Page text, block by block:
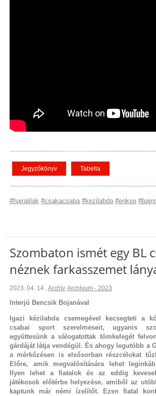
Jegyzőkönyv Tabella
#hajralilak #csakacsaba #kezilabda #enkse
Szombaton ismét egy BL
néznek farkasszemet
2023. 04. 14.,Archív,Archívum - 2023
Interjú Bencsik Bojanával
Igazi kézilabda csemegével kecsegteti a
csabai sport szerelmeseit, ugyanis
együttesünk a válogatottak tömkelegét
gárdáját látja vendégül. És ahogy legutóbb a
a mérkőzésen is elsősorban részcélokat
Előre, amik megvalósítására lehet
Ilyen lehet a fiatalok és az eddig
játékosok előtérbe helyezése, amiből az
kaptunk már némi ízelítőt. Ezen fiatal